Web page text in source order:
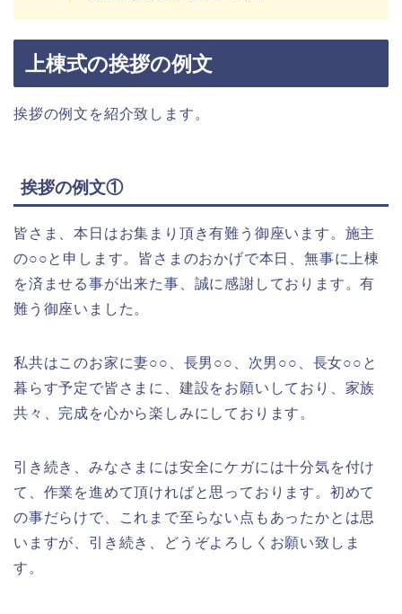
上棟式の挨拶の例文
挨拶の例文を紹介致します。
挨拶の例文①
皆さま、本日はお集まり頂き有難う御座います。施主
の○○と申します。皆さまのおかげで本日、無事に上棟
を済ませる事が出来た事、誠に感謝しております。有
難う御座いました。
私共はこのお家に妻○○、長男○○、次男○○、長女○○と
暮らす予定で皆さまに、建設をお願いしており、家族
共々、完成を心から楽しみにしております。
引き続き、みなさまには安全にケガには十分気を付け
て、作業を進めて頂ければと思っております。初めて
の事だらけで、これまで至らない点もあったかとは思
いますが、引き続き、どうぞよろしくお願い致しま
す。